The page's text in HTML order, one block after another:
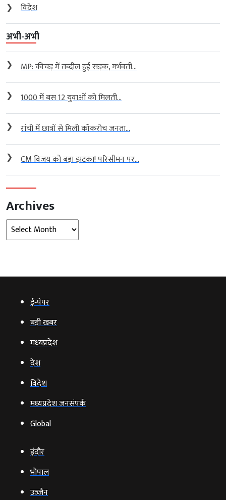
❯
विदेश
अभी-अभी
❯ MP: कीचड़ में तब्दील हुई सड़क, गर्भवती...
❯ 1000 में बस 12 युवाओं को मिलती...
❯ रांची में छात्रों से मिली कॉकरोच जनता...
❯ CM विजय को बड़ा झटका! परिसीमन पर...
Archives
Archives
ई‑पेपर
बड़ी खबर
मध्‍यप्रदेश
देश
विदेश
मध्यप्रदेश जनसंपर्क
Global
इंदौर
भोपाल
उज्‍जैन